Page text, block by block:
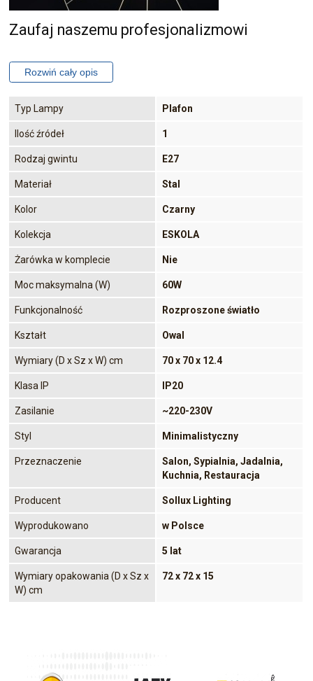
Zaufaj naszemu profesjonalizmowi
Typ Lampy Plafon
Ilość źródeł 1
Rodzaj gwintu E27
Materiał Stal
Kolor Czarny
Kolekcja ESKOLA
Żarówka w komplecie Nie
Moc maksymalna (W) 60W
Funkcjonalność Rozproszone światło
Kształt Owal
Wymiary (D x Sz x W) cm 70 x 70 x 12.4
Klasa IP IP20
Zasilanie ~220-230V
Styl Minimalistyczny
Przeznaczenie
Salon, Sypialnia, Jadalnia,
Kuchnia, Restauracja
Producent Sollux Lighting
Wyprodukowano w Polsce
Gwarancja 5 lat
Wymiary opakowania (D x Sz x
W) cm
72 x 72 x 15